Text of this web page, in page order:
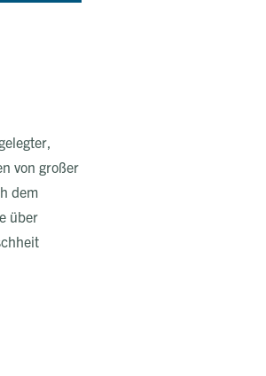
von großer
dem
über